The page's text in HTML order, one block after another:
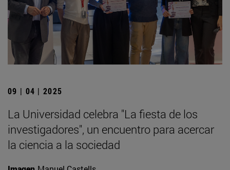
09 | 04 | 2025
La Universidad celebra "La fiesta de los
investigadores", un encuentro para acercar
la ciencia a la sociedad